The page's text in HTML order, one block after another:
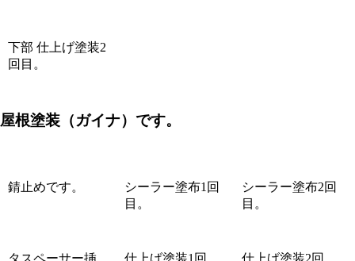
下部 仕上げ塗装2
回目。
屋根塗装 （ガイナ）です。
錆止めです。
シーラー塗布1回
目。
シーラー塗布2回
目。